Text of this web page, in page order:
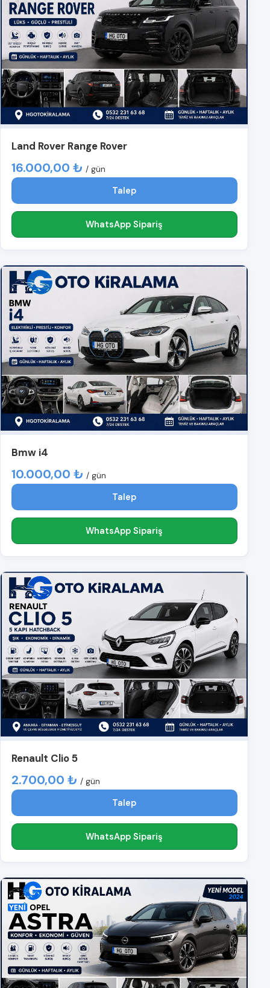
Land Rover Range Rover
16.000,00 ₺ / gün
Talep
WhatsApp Sipariş
Bmw i4
10.000,00 ₺ / gün
Talep
WhatsApp Sipariş
Renault Clio 5
2.700,00 ₺ / gün
Talep
WhatsApp Sipariş